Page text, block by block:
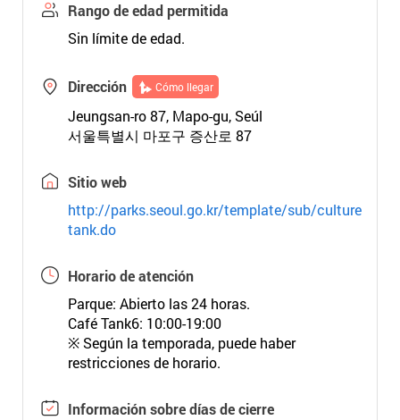
Rango de edad permitida
Sin límite de edad.
Dirección Cómo llegar
Jeungsan-ro 87, Mapo-gu, Seúl
서울특별시 마포구 증산로 87
Sitio web
http://parks.seoul.go.kr/template/sub/culture
tank.do
Horario de atención
Parque: Abierto las 24 horas.
Café Tank6: 10:00-19:00
※ Según la temporada, puede haber
restricciones de horario.
Información sobre días de cierre